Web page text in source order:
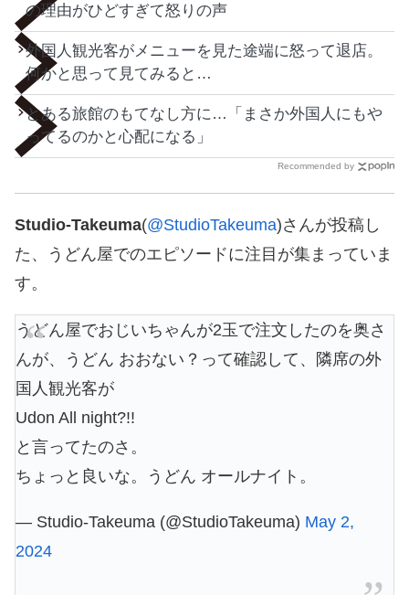
の理由がひどすぎて怒りの声
外国人観光客がメニューを見た途端に怒って退店。
何かと思って見てみると…
とある旅館のもてなし方に…「まさか外国人にもや
ってるのかと心配になる」
Recommended by
Studio-Takeuma(@StudioTakeuma)さんが投稿し
た、うどん屋でのエピソードに注目が集まっていま
す。
うどん屋でおじいちゃんが2玉で注文したのを奥さ
んが、うどん おおない？って確認して、隣席の外
国人観光客が
Udon All night?!!
と言ってたのさ。
ちょっと良いな。うどん オールナイト。
— Studio-Takeuma (@StudioTakeuma) May 2,
2024